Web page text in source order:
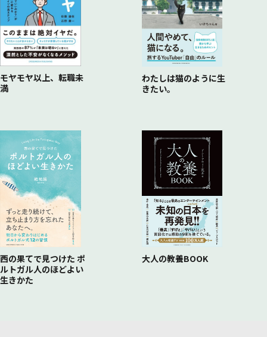
モヤモヤ以上、転職未
満
わたしは猫のように生
きたい。
西の果てで見つけた ポ
ルトガル人のほどよい
生きかた
大人の教養BOOK